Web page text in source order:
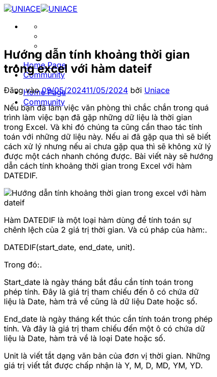
Bỏ
Home Page
Community
Home Page
Community
Hướng dẫn tính khoảng thời gian
trong excel với hàm dateif
Đăng vào09/05/202411/05/2024 bởi Uniace
Nếu bạn đã làm việc văn phòng thì chắc chắn trong quá
trình làm việc bạn đã gặp những dữ liệu là thời gian
trong Excel. Và khi đó chúng ta cũng cần thao tác tính
toán với những dữ liệu này. Nếu ai đã gặp qua thì sẽ biết
cách xử lý nhưng nếu ai chưa gặp qua thì sẽ không xử lý
được một cách nhanh chóng được. Bài viết này sẽ hướng
dẫn cách tính khoảng thời gian trong Excel với hàm
DATEDIF.
Hàm DATEDIF là một loại hàm dùng để tính toán sự
chênh lệch của 2 giá trị thời gian. Và cú pháp của hàm:.
DATEDIF(start_date, end_date, unit).
Trong đó:.
Start_date là ngày tháng bắt đầu cần tính toán trong
phép tính. Đây là giá trị tham chiếu đến ô có chứa dữ
liệu là Date, hàm trả về cũng là dữ liệu Date hoặc số.
End_date là ngày tháng kết thúc cần tính toán trong phép
tính. Và đây là giá trị tham chiếu đến một ô có chứa dữ
liệu là Date, hàm trả về là loại Date hoặc số.
Unit là viết tắt dạng văn bản của đơn vị thời gian. Những
giá trị viết tắt được chấp nhận là Y, M, D, MD, YM, YD.